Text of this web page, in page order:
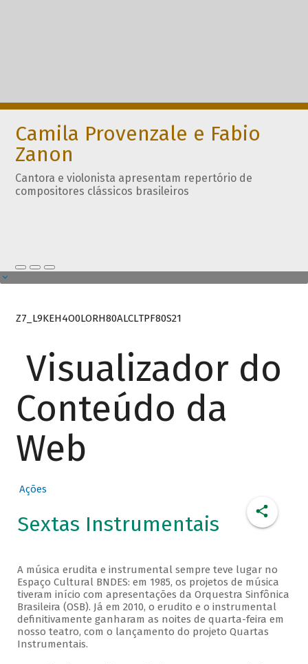
Camila Provenzale e Fabio
Zanon
Cantora e violonista apresentam repertório de
compositores clássicos brasileiros
Z7_L9KEH4O0LORH80ALCLTPF80S21
Visualizador do
Conteúdo da
Web
Ações
Sextas Instrumentais
A música erudita e instrumental sempre teve lugar no
Espaço Cultural BNDES: em 1985, os projetos de música
tiveram início com apresentações da Orquestra Sinfônica
Brasileira (OSB). Já em 2010, o erudito e o instrumental
definitivamente ganharam as noites de quarta-feira em
nosso teatro, com o lançamento do projeto Quartas
Instrumentais.